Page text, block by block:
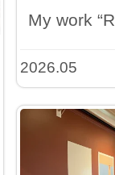
My work
2026.05